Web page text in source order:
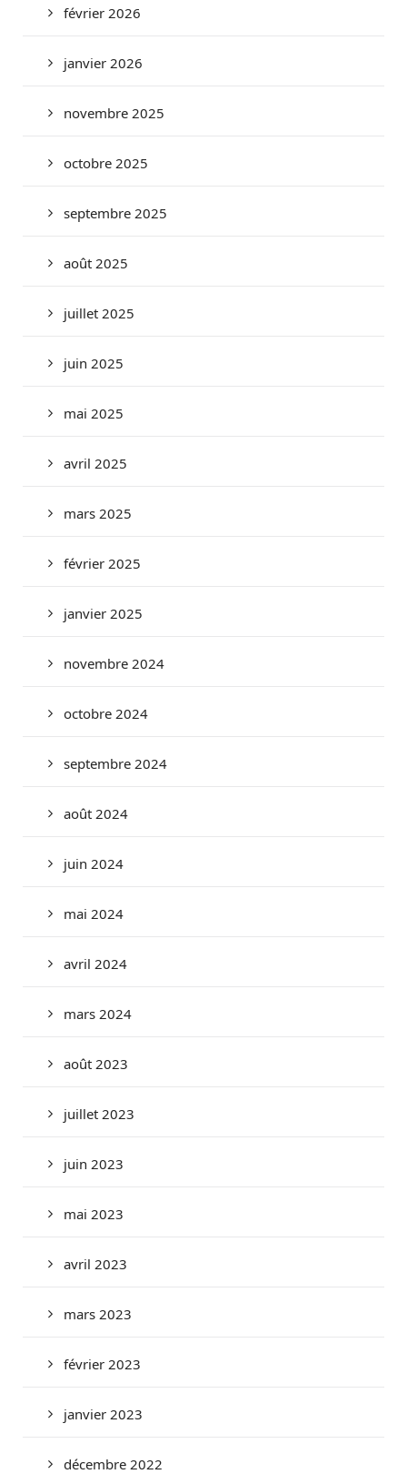
février 2026
janvier 2026
novembre 2025
octobre 2025
septembre 2025
août 2025
juillet 2025
juin 2025
mai 2025
avril 2025
mars 2025
février 2025
janvier 2025
novembre 2024
octobre 2024
septembre 2024
août 2024
juin 2024
mai 2024
avril 2024
mars 2024
août 2023
juillet 2023
juin 2023
mai 2023
avril 2023
mars 2023
février 2023
janvier 2023
décembre 2022